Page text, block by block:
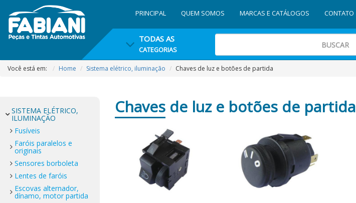
PRINCIPAL QUEM SOMOS MARCAS E CATÁLOGOS CONTATO
TODAS AS
CATEGORIAS
Você está em: Home Sistema elétrico, iluminação Chaves de luz e botões de partida
SISTEMA ELÉTRICO,
ILUMINAÇÃO
Fusíveis
Faróis paralelos e
originais
Sensores borboleta
Lentes de faróis
Escovas alternador,
dínamo, motor partida
Chaves de luz e botões de partida